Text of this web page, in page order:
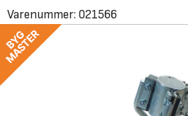
Varenummer: 021566